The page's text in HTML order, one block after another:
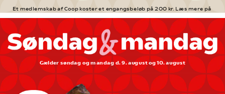
Et medlemskab af Coop koster et engangsbeløb på 200 kr. Læs mere på
Gælder søndag og mandag d. 9. august og 10. august